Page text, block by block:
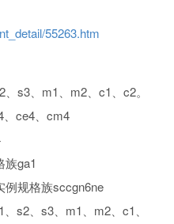
55263.htm
s3、m1、m2、c1、c2。
、ce4、cm4
族ga1
例规格族sccgn6ne
s2、s3、m1、m2、c1、